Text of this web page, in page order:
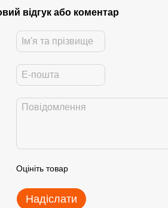
відгук або коментар
Оцініть товар
Надіслати